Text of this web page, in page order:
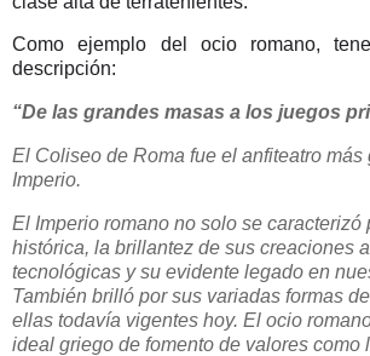
Como ejemplo del ocio romano,
descripción:
“De las grandes masas a los juegos
El Coliseo de Roma fue el anfiteatro más
Imperio.
El Imperio romano no solo se caracterizó
histórica, la brillantez de sus creaciones
tecnológicas y su evidente legado en
También brilló por sus variadas formas
ellas todavía vigentes hoy. El ocio
ideal griego de fomento de valores como